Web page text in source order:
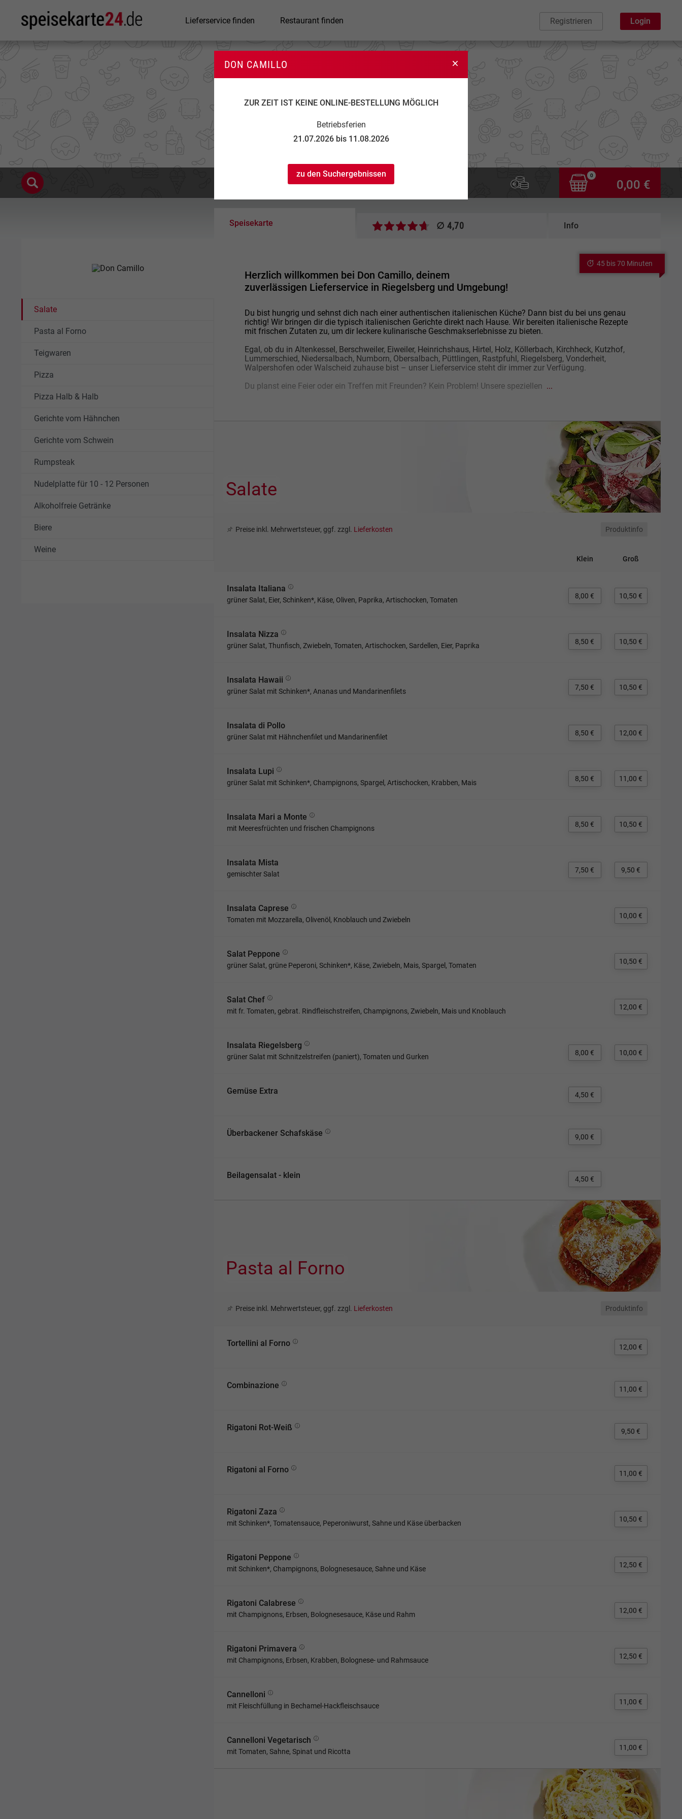
Lieferservice finden Restaurant finden Registrieren Login
DON CAMILLO
ZUR ZEIT IST KEINE ONLINE-BESTELLUNG MÖGLICH
Betriebsferien
21.07.2026 bis 11.08.2026
zu den Suchergebnissen
Don Camillo
11:30 bis 14:15
17:30 bis 22:30
...
0
0,00 €
Speisekarte ∅ 4,70 Info
Salate
Pasta al Forno
Teigwaren
Pizza
Pizza Halb & Halb
Gerichte vom Hähnchen
Gerichte vom Schwein
Rumpsteak
Nudelplatte für 10 - 12 Personen
Alkoholfreie Getränke
Biere
Weine
Herzlich willkommen bei Don Camillo, deinem
zuverlässigen Lieferservice in Riegelsberg und Umgebung!
Du bist hungrig und sehnst dich nach einer authentischen italienischen Küche? Dann bist du bei uns genau
richtig! Wir bringen dir die typisch italienischen Gerichte direkt nach Hause. Wir bereiten italienische Rezepte
mit frischen Zutaten zu, um dir leckere kulinarische Geschmakserlebnisse zu bieten.
Egal, ob du in Altenkessel, Berschweiler, Eiweiler, Heinrichshaus, Hirtel, Holz, Köllerbach, Kirchheck, Kutzhof,
Lummerschied, Niedersalbach, Numborn, Obersalbach, Püttlingen, Rastpfuhl, Riegelsberg, Vonderheit,
Walpershofen oder Walscheid zuhause bist – unser Lieferservice steht dir immer zur Verfügung.
Du planst eine Feier oder ein Treffen mit Freunden? Kein Problem! Unsere speziellen ...
45 bis 70 Minuten
Salate
Preise inkl. Mehrwertsteuer, ggf. zzgl. Lieferkosten Produktinfo
Klein Groß
Insalata Italiana
grüner Salat, Eier, Schinken*, Käse, Oliven, Paprika, Artischocken, Tomaten 8,00 € 10,50 €
Insalata Nizza
grüner Salat, Thunfisch, Zwiebeln, Tomaten, Artischocken, Sardellen, Eier, Paprika 8,50 € 10,50 €
Insalata Hawaii
grüner Salat mit Schinken*, Ananas und Mandarinenfilets 7,50 € 10,50 €
Insalata di Pollo
grüner Salat mit Hähnchenfilet und Mandarinenfilet 8,50 € 12,00 €
Insalata Lupi
grüner Salat mit Schinken*, Champignons, Spargel, Artischocken, Krabben, Mais 8,50 € 11,00 €
Insalata Mari a Monte
mit Meeresfrüchten und frischen Champignons 8,50 € 10,50 €
Insalata Mista
gemischter Salat 7,50 € 9,50 €
Insalata Caprese
Tomaten mit Mozzarella, Olivenöl, Knoblauch und Zwiebeln 10,00 €
Salat Peppone
grüner Salat, grüne Peperoni, Schinken*, Käse, Zwiebeln, Mais, Spargel, Tomaten 10,50 €
Salat Chef
mit fr. Tomaten, gebrat. Rindfleischstreifen, Champignons, Zwiebeln, Mais und Knoblauch 12,00 €
Insalata Riegelsberg
grüner Salat mit Schnitzelstreifen (paniert), Tomaten und Gurken 8,00 € 10,00 €
Gemüse Extra 4,50 €
Überbackener Schafskäse 9,00 €
Beilagensalat - klein 4,50 €
Pasta al Forno
Preise inkl. Mehrwertsteuer, ggf. zzgl. Lieferkosten Produktinfo
Tortellini al Forno 12,00 €
Combinazione 11,00 €
Rigatoni Rot-Weiß 9,50 €
Rigatoni al Forno 11,00 €
Rigatoni Zaza
mit Schinken*, Tomatensauce, Peperoniwurst, Sahne und Käse überbacken 10,50 €
Rigatoni Peppone
mit Schinken*, Champignons, Bolognesesauce, Sahne und Käse 12,50 €
Rigatoni Calabrese
mit Champignons, Erbsen, Bolognesesauce, Käse und Rahm 12,00 €
Rigatoni Primavera
mit Champignons, Erbsen, Krabben, Bolognese- und Rahmsauce 12,50 €
Cannelloni
mit Fleischfüllung in Bechamel-Hackfleischsauce 11,00 €
Cannelloni Vegetarisch
mit Tomaten, Sahne, Spinat und Ricotta 11,00 €